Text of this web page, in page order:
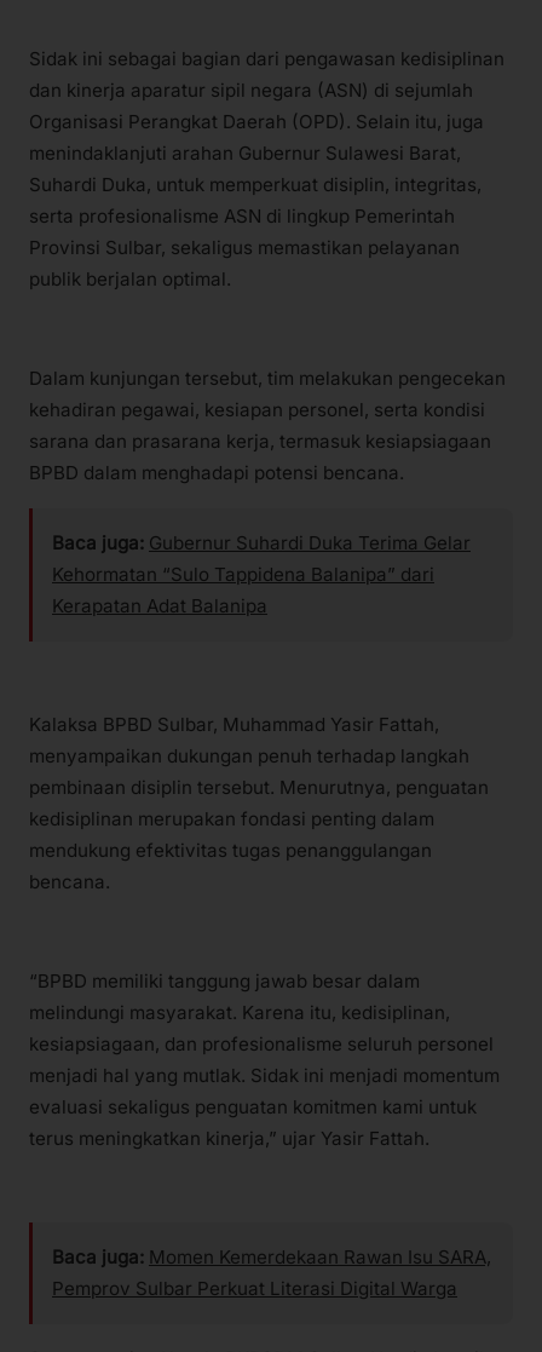
Sidak ini sebagai bagian dari pengawasan kedisiplinan
dan kinerja aparatur sipil negara (ASN) di sejumlah
Organisasi Perangkat Daerah (OPD). Selain itu, juga
menindaklanjuti arahan Gubernur Sulawesi Barat,
Suhardi Duka, untuk memperkuat disiplin, integritas,
serta profesionalisme ASN di lingkup Pemerintah
Provinsi Sulbar, sekaligus memastikan pelayanan
publik berjalan optimal.
Dalam kunjungan tersebut, tim melakukan pengecekan
kehadiran pegawai, kesiapan personel, serta kondisi
sarana dan prasarana kerja, termasuk kesiapsiagaan
BPBD dalam menghadapi potensi bencana.
Baca juga: Gubernur Suhardi Duka Terima Gelar
Kehormatan “Sulo Tappidena Balanipa” dari
Kerapatan Adat Balanipa
Kalaksa BPBD Sulbar, Muhammad Yasir Fattah,
menyampaikan dukungan penuh terhadap langkah
pembinaan disiplin tersebut. Menurutnya, penguatan
kedisiplinan merupakan fondasi penting dalam
mendukung efektivitas tugas penanggulangan
bencana.
“BPBD memiliki tanggung jawab besar dalam
melindungi masyarakat. Karena itu, kedisiplinan,
kesiapsiagaan, dan profesionalisme seluruh personel
menjadi hal yang mutlak. Sidak ini menjadi momentum
evaluasi sekaligus penguatan komitmen kami untuk
terus meningkatkan kinerja,” ujar Yasir Fattah.
Baca juga: Momen Kemerdekaan Rawan Isu SARA,
Pemprov Sulbar Perkuat Literasi Digital Warga